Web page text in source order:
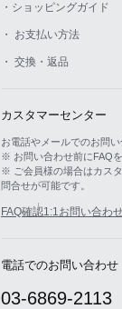
・ショッピングガイド
・ お支払い方法
・ 交換・返品
カスタマーセンター
お電話やメールでのお問
※ お問い合わせ前にFAQ
※ ご会員様の場合はカス
問合せが可能です。
FAQ確認1:1お問い合わ
電話でのお問い合わせ
03-6869-2113